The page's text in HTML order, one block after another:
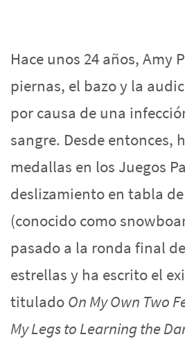
Hace unos 24 años, Amy
piernas, el bazo y la
por causa de una
sangre. Desde entonces,
medallas en los Juegos
deslizamiento en tabla
(conocido como
pasado a la ronda final
estrellas y ha escrito el
titulado On My Own Two
My Legs to Learning the